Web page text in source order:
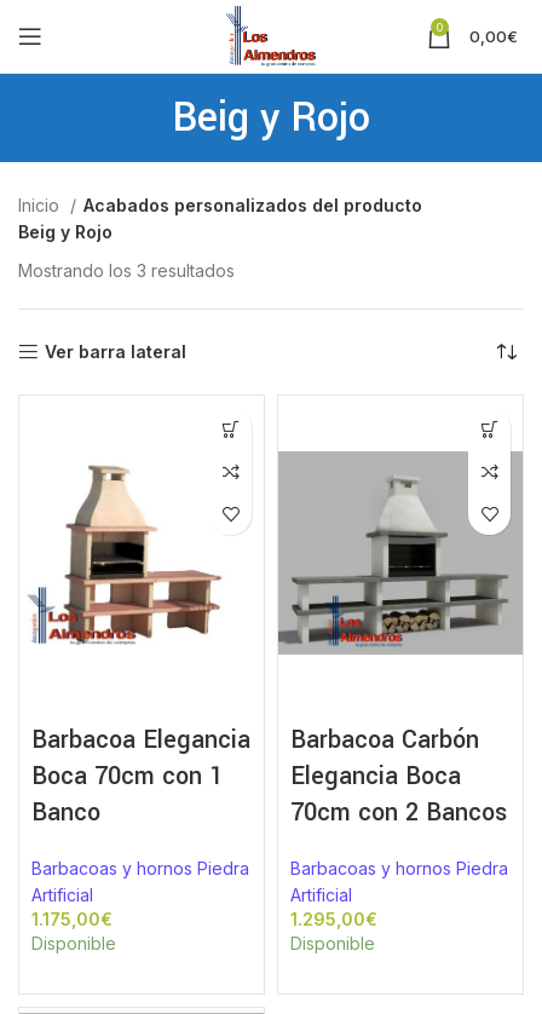
0 0,00€
Beig y Rojo
Inicio
Acabados personalizados del producto
Beig y Rojo
Mostrando los 3 resultados
Ver barra lateral
Barbacoa Elegancia
Boca 70cm con 1
Banco
Barbacoas y hornos Piedra
Artificial
€
Disponible
Barbacoa Carbón
Elegancia Boca
70cm con 2 Bancos
Barbacoas y hornos Piedra
Artificial
€
Disponible